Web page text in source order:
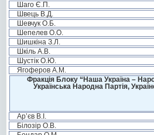
Шаго Є.П.
Швець В.Д.
Шевчук О.Б.
Шепелев О.О.
Шишкіна З.Л.
Шкіль А.В.
Шустік О.Ю.
Ягоферов А.М.
Фракція Блоку “Наша Україна –
Українська Народна Партія,
Ар’єв В.І.
Білозір О.В.